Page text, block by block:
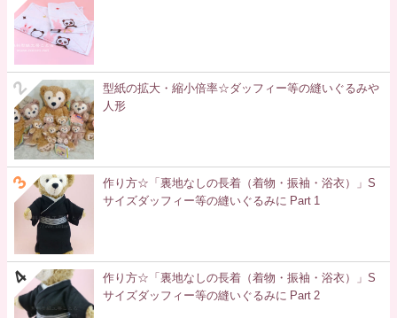
型紙の拡大・縮小倍率☆ダッフィー等の縫いぐるみや
人形
作り方☆「裏地なしの長着（着物・振袖・浴衣）」S
サイズダッフィー等の縫いぐるみに Part 1
作り方☆「裏地なしの長着（着物・振袖・浴衣）」S
サイズダッフィー等の縫いぐるみに Part 2